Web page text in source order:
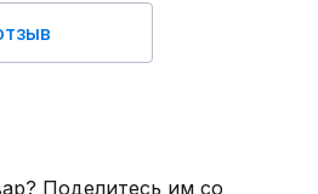
Поделитесь им со